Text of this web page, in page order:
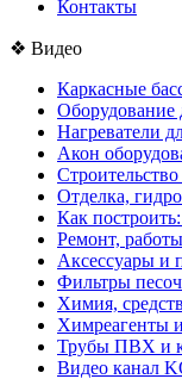
Контакты
❖ Видео
Каркасные
Оборудование
Нагреватели
Акон
Отделка,
Как
Ремонт,
Аксессуары и
Фильтры
Химия,
Химреагенты
Трубы ПВХ и
Видео канал